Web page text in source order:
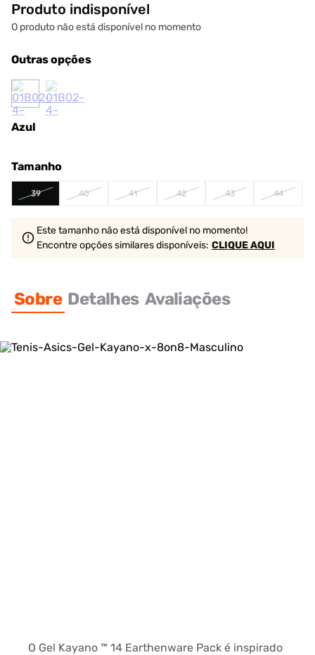
Produto indisponível
O produto não está disponível no momento
Outras opções
Azul
Tamanho
39 40 41 42 43 44
Este tamanho não está disponível no momento!
Encontre opções similaresdisponíveis: CLIQUE AQUI
Sobre Detalhes Avaliações
O Gel Kayano ™ 14 Earthenware Pack é inspirado